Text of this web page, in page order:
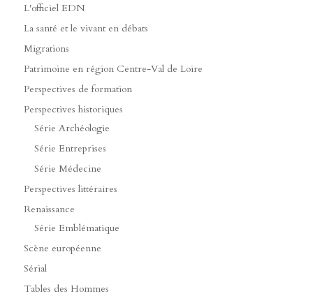
L'officiel EDN
La santé et le vivant en débats
Migrations
Patrimoine en région Centre-Val de Loire
Perspectives de formation
Perspectives historiques
Série Archéologie
Série Entreprises
Série Médecine
Perspectives littéraires
Renaissance
Série Emblématique
Scène européenne
Sérial
Tables des Hommes